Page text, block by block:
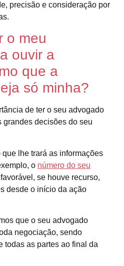
precisão e consideração por
o meu
ouvir a
que a
só minha?
de ter o seu advogado
decisões do seu
lhe trará as informações
o número do seu
se houve recurso,
desde o início da ação
que o seu advogado
negociação, sendo
todas as partes ao final da